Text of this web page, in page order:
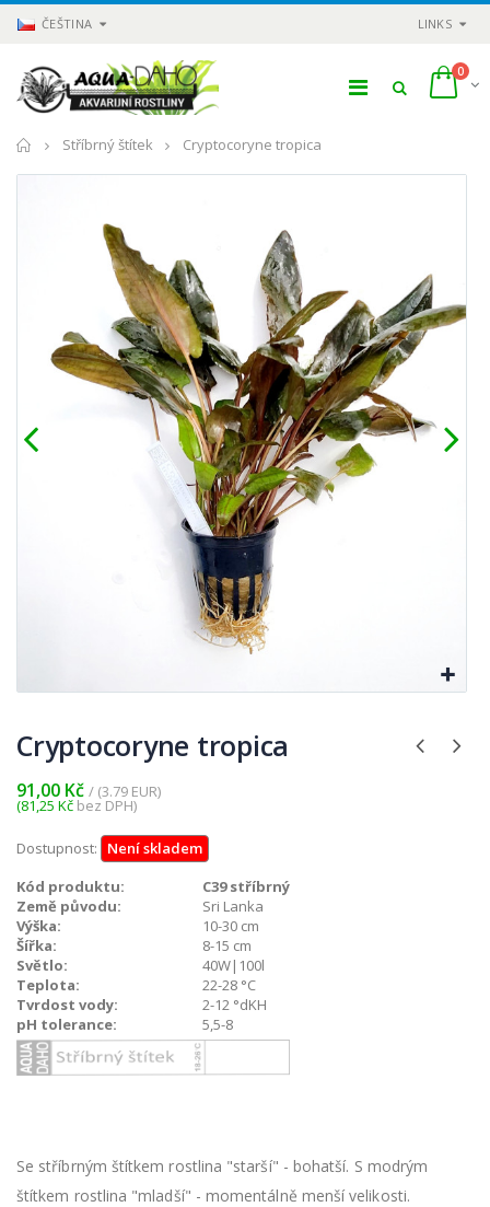
ČEŠTINA LINKS
0
Domů
Stříbrný štítek Cryptocoryne tropica
Cryptocoryne tropica
91,00 Kč / (3.79 EUR)
(81,25 Kč bez DPH)
Dostupnost:
Není skladem
Kód produktu:
C39 stříbrný
Země původu:
Sri Lanka
Výška:
10-30 cm
Šířka:
8-15 cm
Světlo:
40W|100l
Teplota:
22-28 °C
Tvrdost vody:
2-12 °dKH
pH tolerance:
5,5-8
Se stříbrným štítkem rostlina "starší" - bohatší. S modrým
štítkem rostlina "mladší" - momentálně menší velikosti.